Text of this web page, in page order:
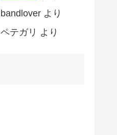
bandlover より
ペテガリ より